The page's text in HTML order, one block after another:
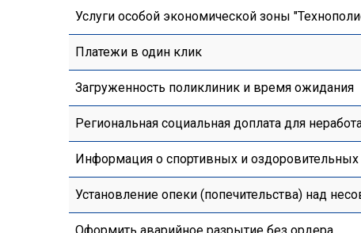
Услуги особой экономической зоны
Платежи в один клик
Загруженность поликлиник и время ожидания
Региональная социальная доплата для
Информация о спортивных и
Установление опеки (попечительства) над